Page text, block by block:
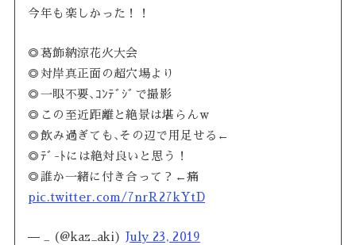
今年も楽しかった！！
◎葛飾納涼花火大会
◎対岸真正面の超穴場より
◎一眼不要､ｺﾝﾃﾞｼﾞで撮影
◎この至近距離と絶景は堪らんw
◎飲み過ぎても､その辺で用足せる←
◎ﾃﾞ-ﾄには絶対良いと思う！
◎誰か一緒に付き合って？←痛
pic.twitter.com/7nrR27kYtD
— _ (@kaz_aki) July 23, 2019